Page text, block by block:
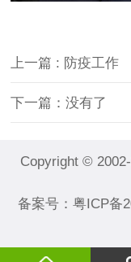
上一篇 : 防疫工作
下一篇：没有了
Copyright ©
备案号： 粤ICP备